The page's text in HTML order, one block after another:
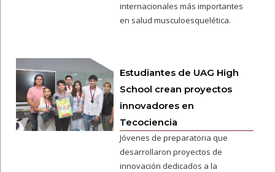
internacionales más importantes
en salud musculoesquelética.
Estudiantes de UAG High
School crean proyectos
innovadores en
Tecociencia
Jóvenes de preparatoria que
desarrollaron proyectos de
innovación dedicados a la